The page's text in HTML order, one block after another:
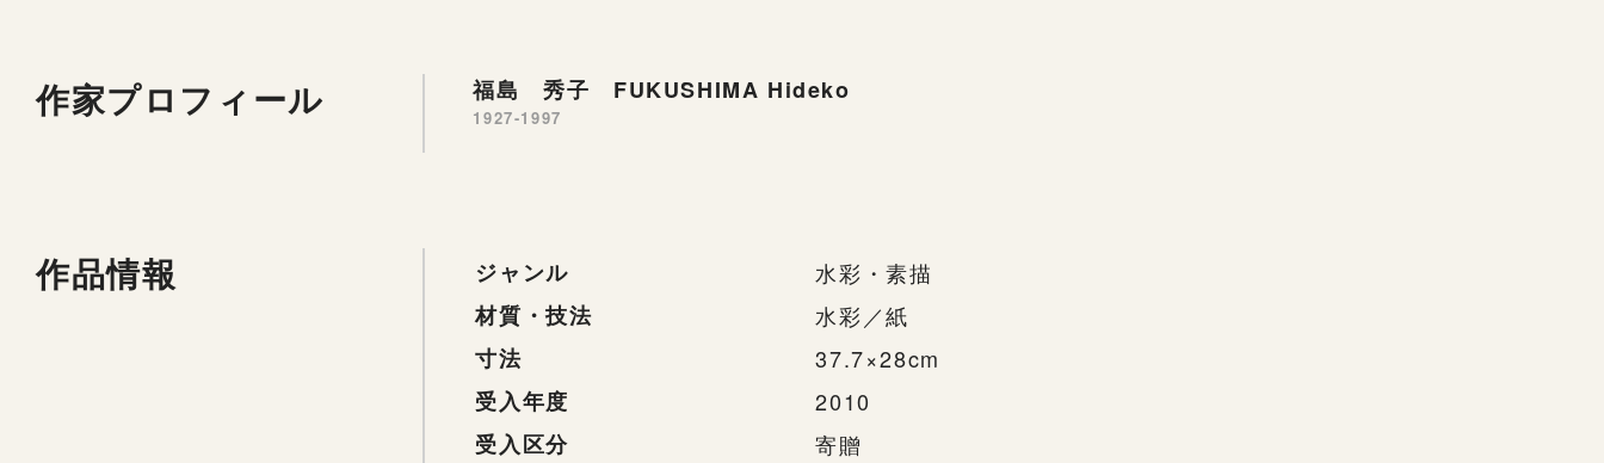
作家プロフィール 福島 秀子 FUKUSHIMA Hideko
1927-1997
作品情報 ジャンル
水彩・素描
材質・技法
水彩／紙
寸法
37.7×28cm
受入年度
2010
受入区分
寄贈